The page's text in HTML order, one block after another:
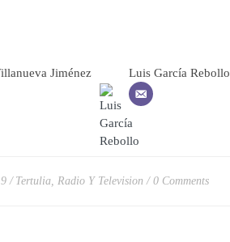
Jiménez Luis García Rebollo
Tertulia, Radio Y Television 0 Comments